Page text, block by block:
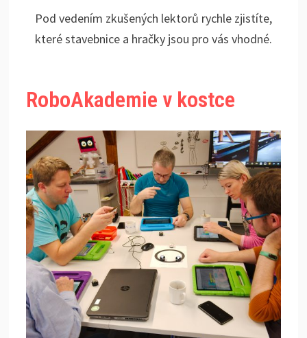
Pod vedením zkušených lektorů rychle zjistíte,
které stavebnice a hračky jsou pro vás vhodné.
RoboAkademie v kostce